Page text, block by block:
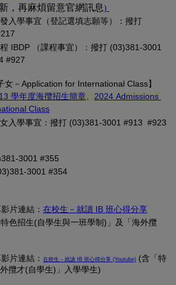
，再麻煩留意官網訊息)
入學事宜（登記選填志願等）：撥打
IBDP （課程事宜）：撥打 (03)381-3001
#927
女 －Application for International Class】
學年度海攬招生簡章 (另開新視窗)
2024 Admissions
Class
入學事宜：撥打 (03)381-3001 #913 #923
3001 #355
3001 #354
片連結： 在校生－就讀 IB 班心得分享
視窗)
色招生(自學生與一班學制)」及「海外攬
片連結： 在校生－就讀 IB 班心得分享 (Youtube) (另開新視窗)
(含「特
攬才(自學生)」入學學生)